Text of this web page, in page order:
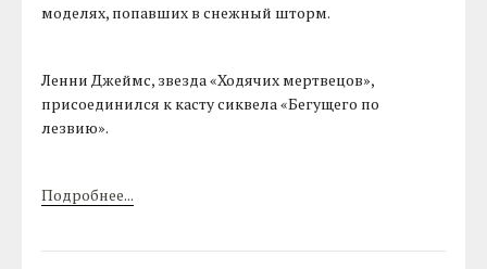
моделях, попавших в снежный шторм.
Ленни Джеймс, звезда «Ходячих мертвецов»,
присоединился к касту сиквела «Бегущего по
лезвию».
Подробнее...